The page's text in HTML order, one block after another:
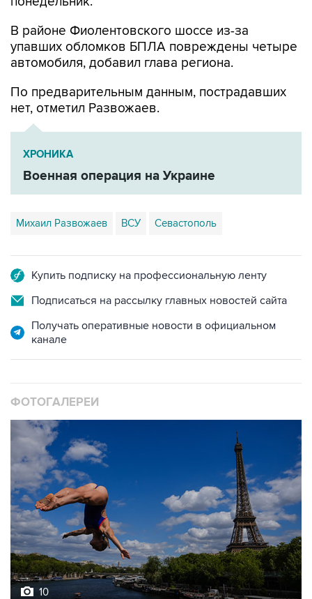
В районе Фиолентовского шоссе из-за
упавших обломков БПЛА повреждены четыре
автомобиля, добавил глава региона.
По предварительным данным, пострадавших
нет, отметил Развожаев.
ХРОНИКА
Военная операция на Украине
Михаил Развожаев ВСУ Севастополь
Купить подписку на профессиональную ленту
Подписаться на рассылку главных новостей сайта
Получать оперативные новости в официальном
канале
ФОТОГАЛЕРЕИ
10